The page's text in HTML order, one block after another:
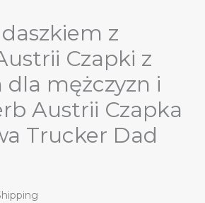
z
Czapki z
dla mężczyzn i
Austrii Czapka
Trucker Dad